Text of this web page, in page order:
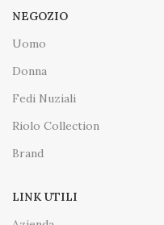
NEGOZIO
Uomo
Donna
Fedi Nuziali
Riolo Collection
Brand
LINK UTILI